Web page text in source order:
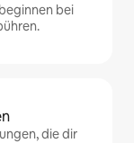
bei
die dir